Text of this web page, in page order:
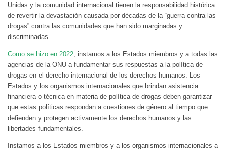
Unidas y la comunidad internacional tienen la responsabilidad histórica
de revertir la devastación causada por décadas de la “guerra contra las
drogas” contra las comunidades que han sido marginadas y
discriminadas.
Como se hizo en 2022 , instamos a los Estados miembros y a todas las
agencias de la ONU a fundamentar sus respuestas a la política de
drogas en el derecho internacional de los derechos humanos. Los
Estados y los organismos internacionales que brindan asistencia
financiera o técnica en materia de política de drogas deben garantizar
que estas políticas respondan a cuestiones de género al tiempo que
defienden y protegen activamente los derechos humanos y las
libertades fundamentales.
Instamos a los Estados miembros y a los organismos internacionales a